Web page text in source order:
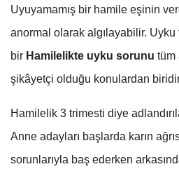
Uyuyamamış bir hamile eşinin
anormal olarak algılayabilir.
bir Hamilelikte uyku sorunu tüm
şikâyetçi olduğu konulardan
Hamilelik 3 trimesti diye
Anne adayları başlarda karın
sorunlarıyla baş ederken